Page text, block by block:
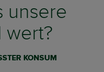
unsere
wert?
KONSUM